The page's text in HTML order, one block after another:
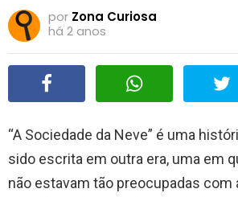
por Zona Curiosa
há 2 anos
“A Sociedade da Neve” é uma
sido escrita em outra era, uma em
não estavam tão preocupadas com